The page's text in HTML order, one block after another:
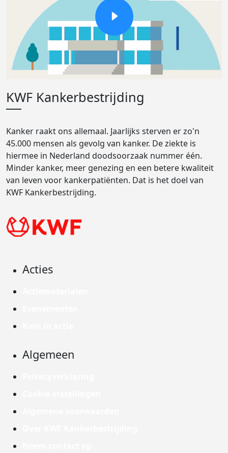
KWF Kankerbestrijding
Kanker raakt ons allemaal. Jaarlijks sterven er zo'n
45.000 mensen als gevolg van kanker. De ziekte is
hiermee in Nederland doodsoorzaak nummer één.
Minder kanker, meer genezing en een betere kwaliteit
van leven voor kankerpatiënten. Dat is het doel van
KWF Kankerbestrijding.
Acties
Algemeen